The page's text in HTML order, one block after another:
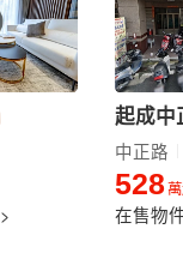
>
起成中
中正路
528
在售物